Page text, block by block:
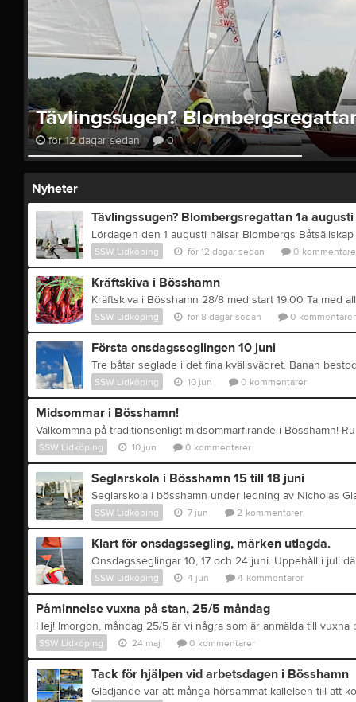
Tävlingssugen?
för 12 dagar sedan 0
Nyheter
Tävlingssugen? Blombergsregattan 1a augusti
SSW Lidköping för 12 dagar sedan 0
Kräftskiva i Bösshamn
SSW Lidköping för 8 dagar sedan 0 kommentarer
Första onsdagsseglingen 10 juni
SSW Lidköping 10 jun 0 kommentarer
Midsommar i Bösshamn!
SSW Lidköping 10 jun 0 kommentarer
Seglarskola i Bösshamn 15 till 18 juni
Seglarskola i bösshamn under ledning av Nicholas
SSW Lidköping 7 jun 2 kommentarer
Klart för onsdagssegling, märken utlagda.
SSW Lidköping 4 jun 4 kommentarer
Påminnelse vuxna på stan, 25/5 måndag
SSW Lidköping 24 maj 0 kommentarer
Tack för hjälpen vid arbetsdagen i Bösshamn